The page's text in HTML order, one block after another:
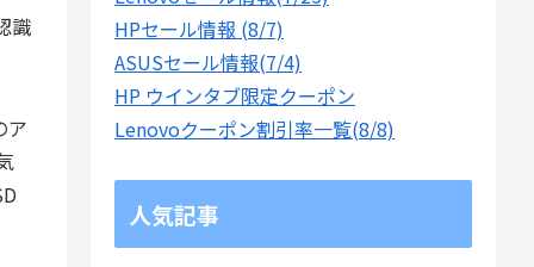
識
ア
HPセール情報 (8/7)
ASUSセール情報(7/4)
HP ウインタブ限定クーポン
Lenovoクーポン割引率一覧(8/8)
人気記事